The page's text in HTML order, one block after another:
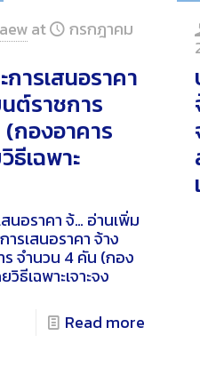
at กรกฎาคม
ารเสนอราคา
ต์ราชการ
กองอาคาร
ธีเฉพาะ
นอราคา จ้… อ่านเพิ่ม
ารเสนอราคา จ้าง
จำนวน 4 คัน (กอง
ธีเฉพาะเจาะจง
Read more